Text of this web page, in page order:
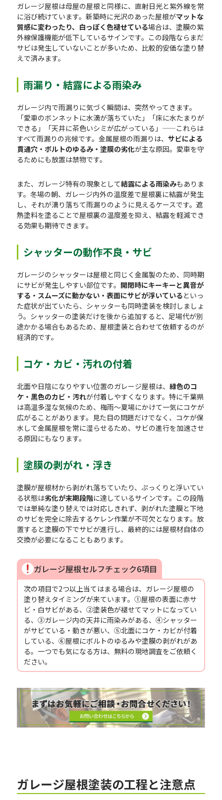
ガレージ屋根は母屋の屋根と同様に、直射日光と紫外線を常
に浴び続けています。新築時に光沢のあった屋根がマットな
質感に変わったり、白っぽく色褪せている場合は、塗膜の紫
外線保護機能が低下しているサインです。この段階ならまだ
サビは発生していないことが多いため、比較的安価な塗り替
えで済みます。
雨漏り・結露による雨染み
ガレージ内で雨漏りに気づく瞬間は、突然やってきます。
「愛車のボンネットに水滴が落ちていた」「床に水たまりが
できる」「天井に茶色いシミが広がっている」——これらは
すべて雨漏りの兆候です。金属屋根の雨漏りは、 サビによる
貫通穴・ボルトのゆるみ・塗膜の劣化が主な原因。愛車を守
るためにも放置は禁物です。
また、ガレージ特有の現象として結露による雨染みもありま
す。冬場の朝、ガレージ内外の温度差で屋根裏に結露が発生
し、それが滴り落ちて雨漏りのように見えるケースです。遮
熱塗料を塗ることで屋根裏の温度差を抑え、結露を軽減でき
る効果も期待できます。
シャッターの動作不良・サビ
ガレージのシャッターは屋根と同じく金属製のため、同時期
にサビが発生しやすい部位です。 開閉時にキーキーと異音が
する・スムーズに動かない・表面にサビが浮いているといっ
た症状が出ていたら、シャッターも同時塗装を検討しましょ
う。シャッターの塗装だけを後から追加すると、足場代が別
途かかる場合もあるため、屋根塗装と合わせて依頼するのが
経済的です。
コケ・カビ・汚れの付着
北面や日陰になりやすい位置のガレージ屋根は、 緑色のコ
ケ・黒色のカビ・汚れが付着しやすくなります。特に千葉県
は高温多湿な気候のため、梅雨〜夏場にかけて一気にコケが
広がることがあります。見た目の問題だけでなく、コケが保
水して金属屋根を常に湿らせるため、サビの進行を加速させ
る原因にもなります。
塗膜の剥がれ・浮き
塗膜が屋根材から剥がれ落ちていたり、ぷっくりと浮いてい
る状態は劣化が末期段階に達しているサインです。この段階
では単純な塗り替えでは対応しきれず、剥がれた塗膜と下地
のサビを完全に除去するケレン作業が不可欠となります。放
置すると塗膜の下でサビが進行し、最終的には屋根材自体の
交換が必要になることもあります。
ガレージ屋根セルフチェック6項目
次の項目で2つ以上当てはまる場合は、ガレージ屋根の
塗り替えタイミングが来ています。①屋根の表面に赤サ
ビ・白サビがある、②塗装色が褪せてマットになってい
る、③ガレージ内の天井に雨染みがある、④シャッター
がサビている・動きが悪い、⑤北面にコケ・カビが付着
している、⑥屋根にボルトのゆるみや塗膜の剥がれがあ
る。一つでも気になる方は、無料の現地調査をご依頼く
ださい。
ガレージ屋根塗装の工程と注意点